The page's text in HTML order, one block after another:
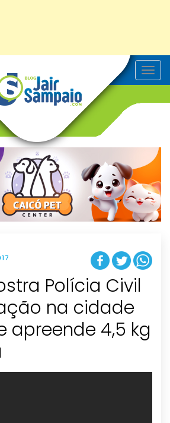
T
o
v
g
t
i
o
n
Polícia Civil
na cidade
apreende 4,5 kg